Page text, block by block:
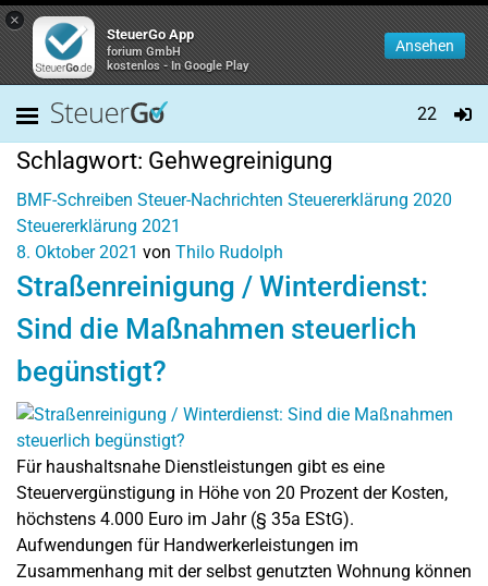
×
SteuerGo App
forium GmbH
kostenlos - In Google Play
Ansehen
22
Schlagwort: Gehwegreinigung
BMF-Schreiben Steuer-Nachrichten Steuererklärung 2020
Steuererklärung 2021
8. Oktober 2021 von Thilo Rudolph
Straßenreinigung / Winterdienst:
Sind die Maßnahmen steuerlich
begünstigt?
Für haushaltsnahe Dienstleistungen gibt es eine
Steuervergünstigung in Höhe von 20 Prozent der Kosten,
höchstens 4.000 Euro im Jahr (§ 35a EStG).
Aufwendungen für Handwerkerleistungen im
Zusammenhang mit der selbst genutzten Wohnung können